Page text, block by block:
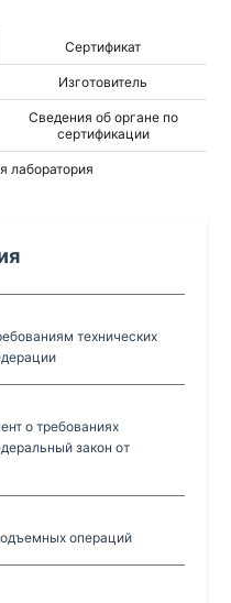
EpoxyPrimer,
от 0,3 до 0,6
T RU, c
финишного слоя,
от 0,15
смолы, с
и
Сертификат
Изготовитель
Сведения об органе по
сертификации
лаборатория
технических
о требованиях
закон от
операций